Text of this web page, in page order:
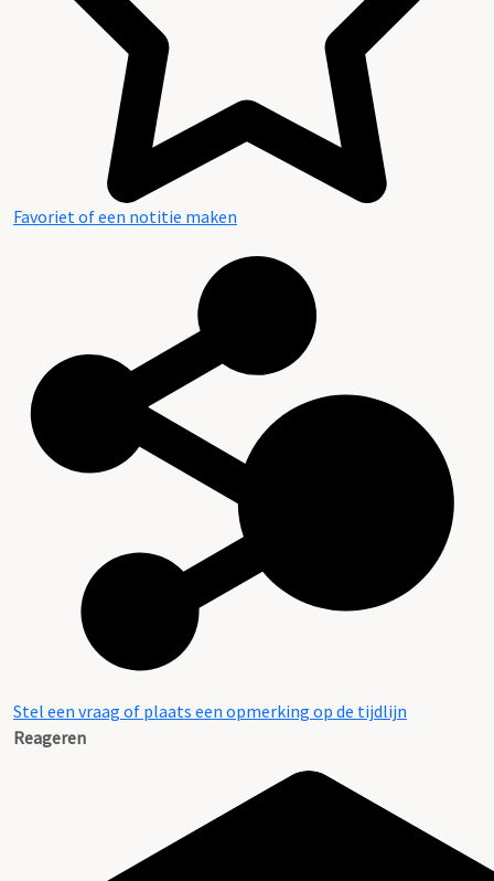
Favoriet of een notitie maken
Stel een vraag of plaats een opmerking op de tijdlijn
Reageren